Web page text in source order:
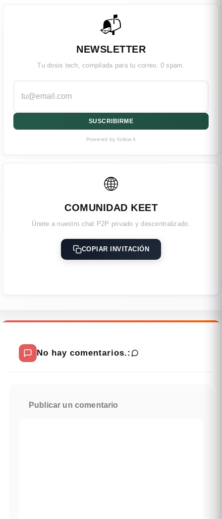
📬
NEWSLETTER
Tu dosis tech, compilada para tu correo. 0 spam.
SUSCRIBIRME
Powered by follow.it
🌐
COMUNIDAD KEET
Únete a nuestro chat P2P privado y descentralizado.
COPIAR INVITACIÓN
No hay comentarios.:
Publicar un comentario